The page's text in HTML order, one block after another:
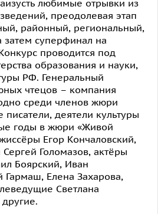
любимые отрывки из
преодолевая этап
районный, региональный,
затем суперфинал на
проводится под
образования и науки,
РФ. Генеральный
чтецов – компания
среди членов жюри
писатели, деятели культуры
годы в жюри «Живой
Егор Кончаловский,
Голомазов, актёры
Боярский, Иван
Гармаш, Елена Захарова,
Светлана